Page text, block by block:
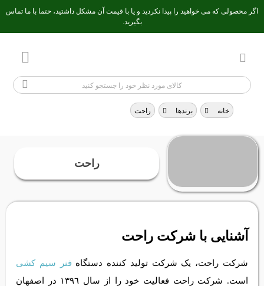
اگر محصولی که می خواهید را پیدا نکردید و یا با قیمت آن مشکل داشتید، حتما با ما تماس
بگیرید.
خانه > برندها > راحت
راحت
آشنایی با شرکت راحت
شركت راحت، یک شرکت توليد کننده دستگاه فنر سيم كشی
است. شرکت راحت فعالیت خود را از سال ١٣٩٦ در اصفهان